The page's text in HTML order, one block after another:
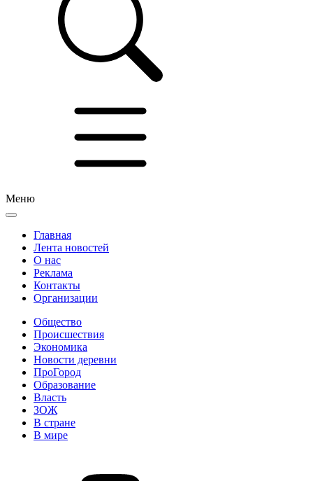
Меню
Главная
Лента новостей
О нас
Реклама
Контакты
Организации
Общество
Происшествия
Экономика
Новости деревни
ПроГород
Образование
Власть
ЗОЖ
В стране
В мире